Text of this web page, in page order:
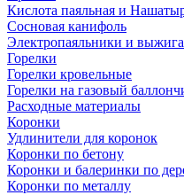
Кислота паяльная и
Сосновая канифоль
Электропаяльники и
Горелки
Горелки кровельные
Горелки на газовый
Расходные материалы
Коронки
Удлинители для коронок
Коронки по бетону
Коронки и балеринки по
Коронки по металлу